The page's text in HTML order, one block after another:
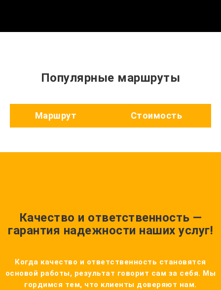
Популярные маршруты
Маршрут Стоимость
Качество и ответственность —
гарантия надежности наших услуг!
Когда качество и ответственность становятся
основой работы, результат говорит сам за себя. Мы
гордимся тем, что клиенты доверяют нам.